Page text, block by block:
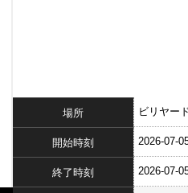
場所 ビリヤー
開始時刻 2026-07-
終了時刻 2026-07-